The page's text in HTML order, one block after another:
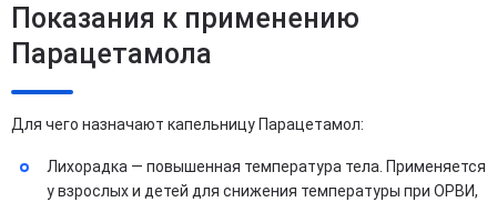
Показания к применению
Парацетамола
Для чего назначают капельницу Парацетамол:
Лихорадка — повышенная температура тела. Применяется
у взрослых и детей для снижения температуры при ОРВИ,